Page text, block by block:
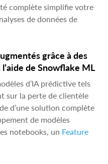
complète simplifie votre
de données de
grâce à des
de Snowflake ML
d’IA prédictive tels
sur la perte de clientèle
d’une solution complète
de modèles
notebooks, un Feature